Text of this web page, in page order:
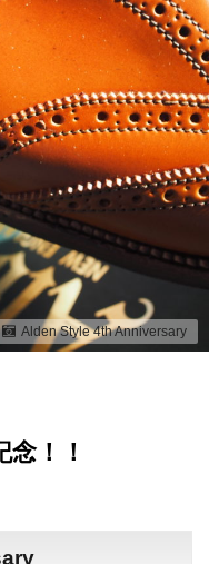
Alden Style 4th Anniversary
！！